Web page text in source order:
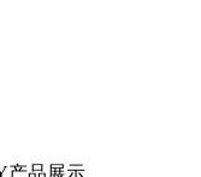
产品展示